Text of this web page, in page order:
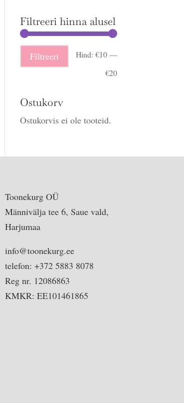
Filtreeri hinna alusel
Minimaalne
hind
Maksimaalne
hind
Filtreeri Hind: €10—
€20
Ostukorv
Ostukorvis ei ole tooteid.
Toonekurg OÜ
Männivälja tee 6, Saue vald,
Harjumaa
info@toonekurg.ee
telefon: +372 5883 8078
Reg nr. 12086863
KMKR: EE101461865